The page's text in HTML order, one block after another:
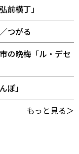
前横丁」
つがる
の晩梅「ル・デセ
ぽ」
もっと見る＞